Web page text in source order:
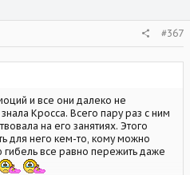
#367
и все они далеко не
Кросса. Всего пару раз с ним
на его занятиях. Этого
для него кем-то, кому можно
гибель все равно пережить даже